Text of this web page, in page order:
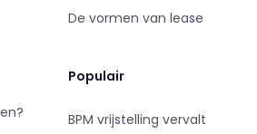
De vormen van lease
Populair
BPM vrijstelling vervalt